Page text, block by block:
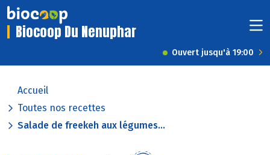
Biocoop Du Nenuphar
Ouvert jusqu'à 19:00
Accueil
Toutes nos recettes
Salade de freekeh aux légumes...